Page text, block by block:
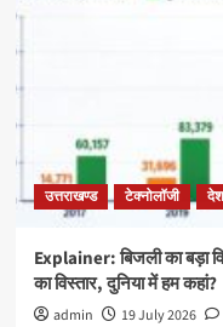
उत्तराखण्ड टेक्नोलॉजी
Explainer: बिजली का बड़ा
का विस्तार, दुनिया में हम कहां?
admin 19 July 2026